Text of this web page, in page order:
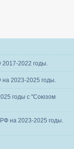
2022 годы.
2023-2025 годы.
годы с "Союзом
на 2023-2025 годы.